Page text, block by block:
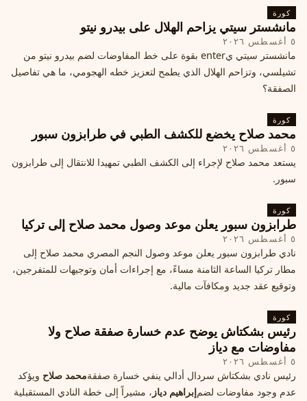
كورة
مانشستر سيتي يزاحم الهلال على بيدرو نيتو
٥ أغسطس ٢٠٢٦
مانشستر سيتي يenter بقوة على خط المفاوضات لضم بيدرو نيتو من
تشيلسي، وتزاحم الهلال الذي يطمح لتعزيز خطه الهجومي، ما هي تفاصيل
الصفقة؟
كورة
محمد صلاح يخضع للكشف الطبي في طرابزون سبور
٥ أغسطس ٢٠٢٦
يستعد محمد صلاح لإجراء إلى الكشف الطبي تمهيدا للانتقال إلى طرابزون
سبور.
كورة
طرابزون سبور يعلن موعد وصول محمد صلاح إلى تركيا
٥ أغسطس ٢٠٢٦
نادي طرابزون سبور يعلن موعد وصول النجم المصري محمد صلاح إلى
مطار تركيا الساعة الثامنة مساءً، مع إجراءات أمان وتوجيهات للمتفرجين،
وتوقيع عقد جديد ومكافآت مالية.
كورة
رئيس بشكتاش يوضح عدم خسارة صفقة صلاح ولا
مفاوضات مع دياز
٥ أغسطس ٢٠٢٦
رئيس نادي بشكتاش سردال أدالي ينفي خسارة صفقةمحمد صلاح ويؤكد
عدم وجود مفاوضات لضمإبراهيم دياز ، مشيراً إلى خطة النادي المستقبلية